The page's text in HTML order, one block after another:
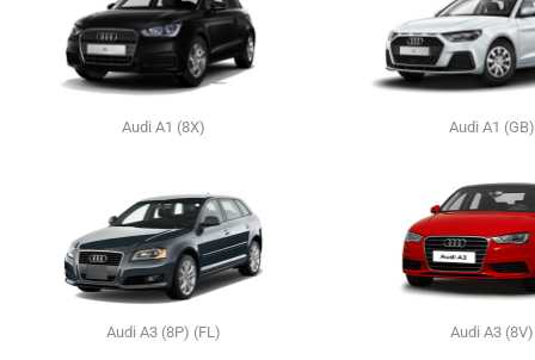
Audi A1 (8X) Audi A1 (GB)
Audi A3 (8P) (FL) Audi A3 (8V)